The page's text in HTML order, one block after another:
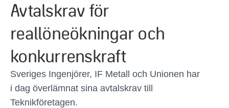
Avtalskrav för
reallöneökningar och
konkurrenskraft
Sveriges Ingenjörer, IF Metall och Unionen har
i dag överlämnat sina avtalskrav till
Teknikföretagen.